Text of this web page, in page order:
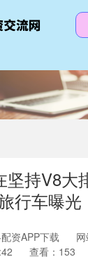
坚持V8大
行车曝光
资APP下载
查看：153